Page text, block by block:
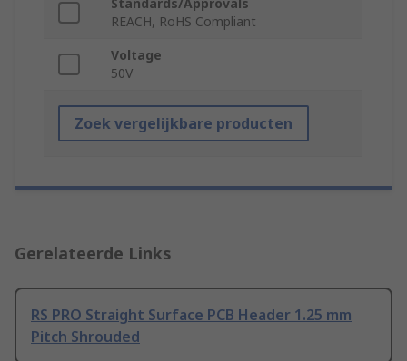
Standards/Approvals
REACH, RoHS Compliant
Voltage
50V
Zoek vergelijkbare producten
Gerelateerde Links
RS PRO Straight Surface PCB Header 1.25 mm
Pitch Shrouded